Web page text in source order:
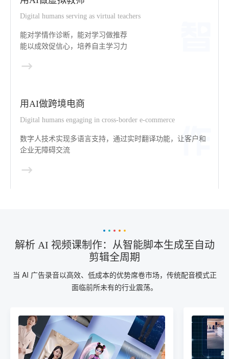
Digital humans serving as virtual teachers
能对学情作诊断，能对学习做推荐
能以成效促信心，培养自主学习力
用AI做跨境电商
Digital humans engaging in cross-border e-commerce
数字人技术实现多语言支持，通过实时翻译功能，让客户和
企业无障碍交流
解析 AI 视频课制作：从智能脚本生成至自动
剪辑全周期
当 AI 广告录音以高效、低成本的优势席卷市场，传统配音模式正
面临前所未有的行业震荡。